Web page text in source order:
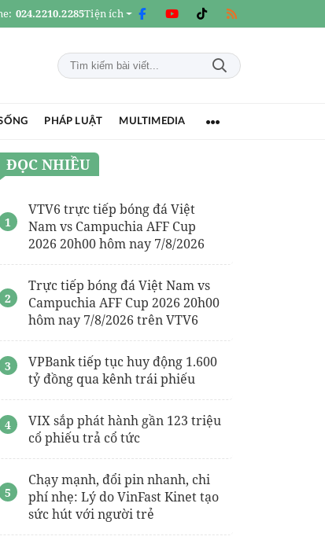
024.2210.2285Tiện ích
PHÁP LUẬT MULTIMEDIA
ĐỌC NHIỀU
VTV6 trực tiếp bóng đá Việt
Nam vs Campuchia AFF Cup
2026 20h00 hôm nay 7/8/2026
Trực tiếp bóng đá Việt Nam vs
Campuchia AFF Cup 2026 20h00
hôm nay 7/8/2026 trên VTV6
VPBank tiếp tục huy động 1.600
tỷ đồng qua kênh trái phiếu
VIX sắp phát hành gần 123 triệu
cổ phiếu trả cổ tức
Chạy mạnh, đổi pin nhanh, chi
phí nhẹ: Lý do VinFast Kinet tạo
sức hút với người trẻ